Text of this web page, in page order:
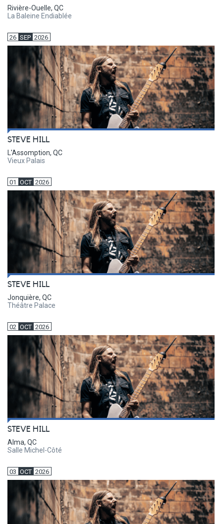
Rivière-Ouelle, QC
La Baleine Endiablée
26 SEP 2026
STEVE HILL
L'Assomption, QC
Vieux Palais
01 OCT 2026
STEVE HILL
Jonquière, QC
Théâtre Palace
02 OCT 2026
STEVE HILL
Alma, QC
Salle Michel-Côté
03 OCT 2026